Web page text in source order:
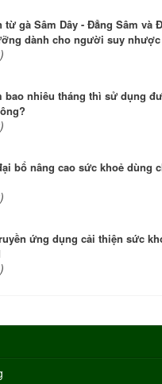
từ gà Sâm Dây - Đẳng Sâm và
dành cho người suy nhược
bao nhiêu tháng thì sử dụng
bổ nâng cao sức khoẻ dùng
ứng dụng cải thiện sức